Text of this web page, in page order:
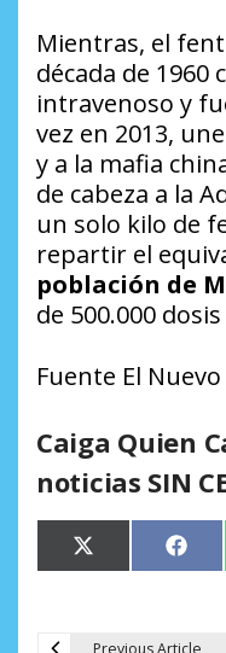
Mientras, el
década de 1960
intravenoso y
vez en 2013,
y a la mafia
de cabeza a la
un solo kilo de
repartir el
población de
de 500.000
Fuente El
Caiga Quien
noticias SIN
Compartir
en
X
(Twitter) en
Previous Article